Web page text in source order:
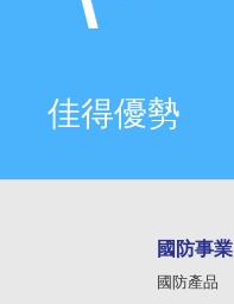
佳得優勢
國防事業
國防產品